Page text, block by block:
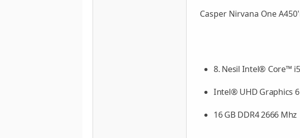
Casper Nirvana One
8. Nesil Intel® Core™
Intel® UHD Graphics
16 GB DDR4 2666 Mhz